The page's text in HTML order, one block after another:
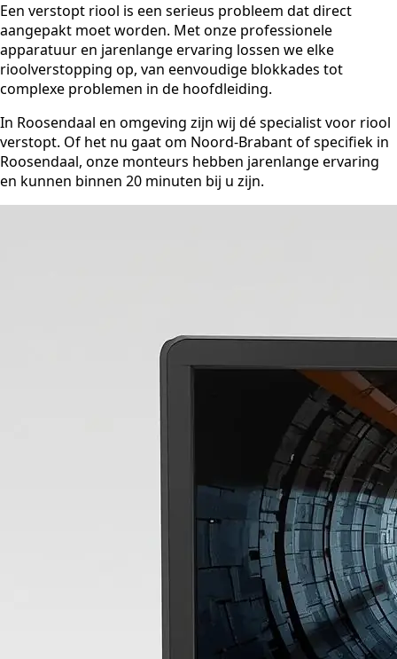
Een verstopt riool is een serieus probleem dat direct
aangepakt moet worden. Met onze professionele
apparatuur en jarenlange ervaring lossen we elke
rioolverstopping op, van eenvoudige blokkades tot
complexe problemen in de hoofdleiding.
In Roosendaal en omgeving zijn wij dé specialist voor riool
verstopt. Of het nu gaat om Noord-Brabant of specifiek in
Roosendaal, onze monteurs hebben jarenlange ervaring
en kunnen binnen 20 minuten bij u zijn.